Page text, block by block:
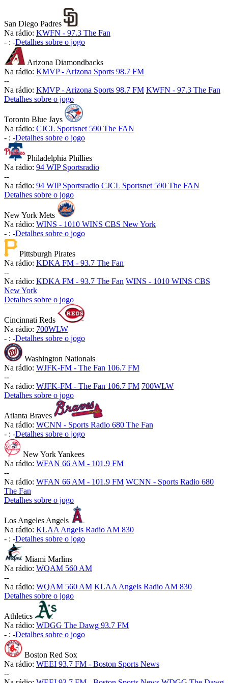
San Diego Padres
Na rádio: KWFN - 97.3 The Fan
- : -Detalhes sobre o jogo
Arizona Diamondbacks
Na rádio: KMVP - Arizona Sports 98.7 FM
--
Na rádio: KMVP - Arizona Sports 98.7 FM KWFN - 97.3 The Fan
Detalhes sobre o jogo
Toronto Blue Jays
Na rádio: CJCL Sportsnet 590 The FAN
- : -Detalhes sobre o jogo
Philadelphia Phillies
Na rádio: 94 WIP Sportsradio
--
Na rádio: 94 WIP Sportsradio CJCL Sportsnet 590 The FAN
Detalhes sobre o jogo
New York Mets
Na rádio: WINS - 1010 WINS CBS New York
- : -Detalhes sobre o jogo
Pittsburgh Pirates
Na rádio: KDKA FM - 93.7 The Fan
--
Na rádio: KDKA FM - 93.7 The Fan WINS - 1010 WINS CBS
New York
Detalhes sobre o jogo
Cincinnati Reds
Na rádio: 700WLW
- : -Detalhes sobre o jogo
Washington Nationals
Na rádio: WJFK-FM - The Fan 106.7 FM
--
Na rádio: WJFK-FM - The Fan 106.7 FM 700WLW
Detalhes sobre o jogo
Atlanta Braves
Na rádio: WCNN - Sports Radio 680 The Fan
- : -Detalhes sobre o jogo
New York Yankees
Na rádio: WFAN 66 AM - 101.9 FM
--
Na rádio: WFAN 66 AM - 101.9 FM WCNN - Sports Radio 680
The Fan
Detalhes sobre o jogo
Los Angeles Angels
Na rádio: KLAA Angels Radio AM 830
- : -Detalhes sobre o jogo
Miami Marlins
Na rádio: WQAM 560 AM
--
Na rádio: WQAM 560 AM KLAA Angels Radio AM 830
Detalhes sobre o jogo
Athletics
Na rádio: WDGG The Dawg 93.7 FM
- : -Detalhes sobre o jogo
Boston Red Sox
Na rádio: WEEI 93.7 FM - Boston Sports News
--